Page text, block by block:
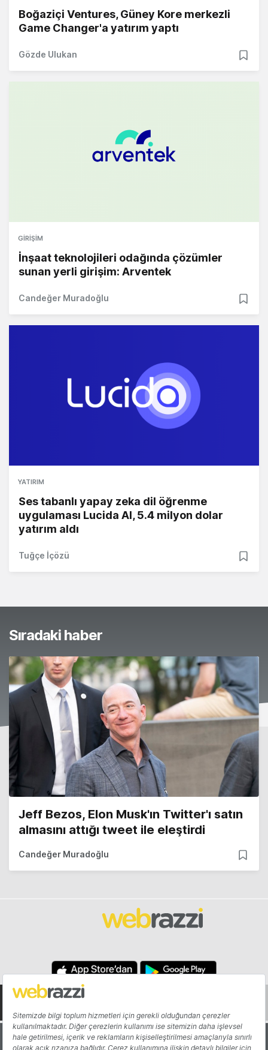
Boğaziçi Ventures, Güney Kore merkezli
Game Changer'a yatırım yaptı
Gözde Ulukan
GIRIŞIM
İnşaat teknolojileri odağında çözümler
sunan yerli girişim: Arventek
Candeğer Muradoğlu
YATIRIM
Ses tabanlı yapay zeka dil öğrenme
uygulaması Lucida AI, 5.4 milyon dolar
yatırım aldı
Tuğçe İçözü
Sıradaki haber
Jeff Bezos, Elon Musk'ın Twitter'ı satın
almasını attığı tweet ile eleştirdi
Candeğer Muradoğlu
Hakkında Yazarlar